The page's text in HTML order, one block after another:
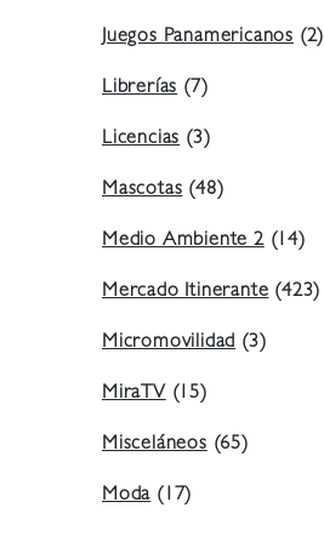
Juegos Panamericanos (2)
Librerías(7)
Licencias(3)
Mascotas(48)
Medio Ambiente 2(14)
Mercado Itinerante(423)
Micromovilidad(3)
MiraTV(15)
Misceláneos(65)
Moda(17)